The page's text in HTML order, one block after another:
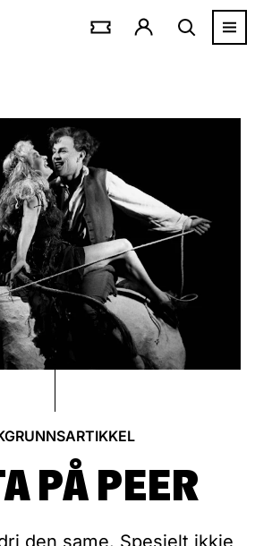
PÅ PEER
den same. Spesielt ikkje